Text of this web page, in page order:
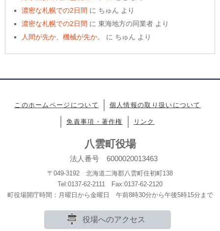
濃密な札幌での2日間 に ちゅん より
濃密な札幌での2日間 に東海地方の同業者 より
人間が先か、機械が先か。
に ちゅん より
このホームページについて 個人情報の取り扱いについて
免責事項・著作権 リンク
八雲町役場
法人番号 6000020013463
〒049-3192 北海道二海郡八雲町住初町138
Tel:0137-62-2111 Fax:0137-62-2120
町役場開庁時間：月曜日から金曜日 午前8時30分から午後5時15分まで
役場へのアクセス